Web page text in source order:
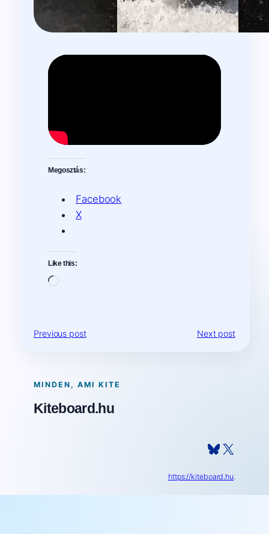
Megosztás:
Facebook
X
Like this:
Loading…
Previous post Next post
MINDEN, AMI KITE
Kiteboard.hu
Bluesky X
https://kiteboard.hu.